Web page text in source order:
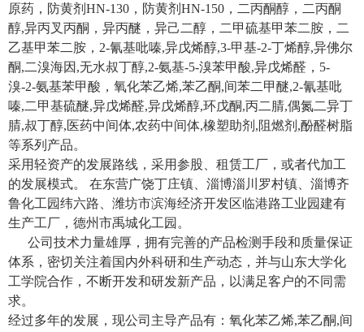
原药，防黄剂HN-130，防黄剂HN-150，二丙酮醇，二丙酮
醇,异丙叉丙酮，异丙醚，异己二醇，二甲硫基甲苯二胺，二
乙基甲苯二胺，2-氰基吡嗪,异戊烯醇,3-甲基-2-丁烯醇,异佛尔
酮,二溴海因,无水叔丁醇,2-氨基-5-溴苯甲酸,异戊烯醛，5-
溴-2-氨基苯甲酸，氧化苯乙烯,苯乙酮,间苯二甲醚,2-氰基吡
嗪,二甲基硫醚,异戊烯醛,异戊烯醇,环戊酮,丙二腈,偶氮二异丁
腈,叔丁醇,医药中间体,农药中间体,橡塑助剂,阻燃剂,酚醛树脂
等系列产品。
采用轻资产的发展路线，采用参股、租赁工厂，或者代加工
的发展模式。 在东营广饶丁庄镇、淄博淄川罗村镇、淄博齐
鲁化工园纬六路、潍坊市滨海经济开发区临港路工业园建有
生产工厂，德州市禹城化工园。
公司技术力量雄厚，拥有完善的产品检测手段和质量保证
体系，密切关注着国内外科研和生产动态，并与山东大学化
工学院合作，不断开发和研发新产品，以满足客户的不同需
求。
经过多年的发展，现公司主导产品有：氧化苯乙烯,苯乙酮,间